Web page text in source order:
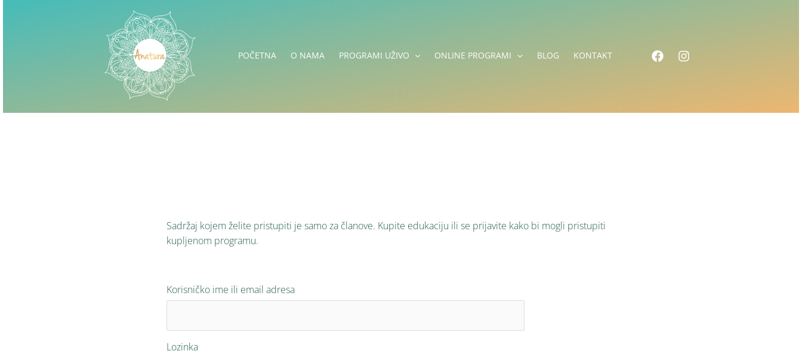
POČETNA O NAMA PROGRAMI UŽIVO ONLINE PROGRAMI BLOG KONTAKT
Sadržaj kojem želite pristupiti je samo za članove. Kupite edukaciju ili se prijavite kako bi mogli pristupiti
kupljenom programu.
Korisničko ime ili email adresa
Lozinka